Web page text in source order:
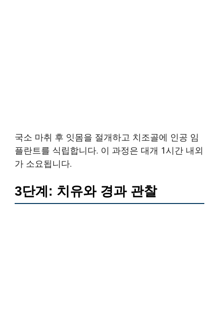
국소 마취 후 잇몸을 절개하고 치조골에 인공 임
플란트를 식립합니다. 이 과정은 대개 1시간 내외
가 소요됩니다.
3단계: 치유와 경과 관찰